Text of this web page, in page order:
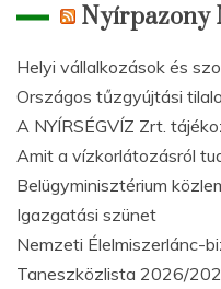
Nyírpazony
Helyi vállalkozások és
Országos tűzgyújtási
A NYÍRSÉGVÍZ Zrt.
Amit a vízkorlátozásról
Belügyminisztérium
Igazgatási szünet
Nemzeti Élelmiszerlánc-
Taneszközlista 2026/